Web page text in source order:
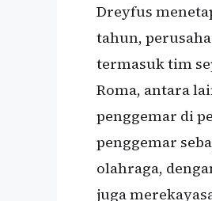
Dreyfus
tahun,
termasuk tim
Roma, antara
penggemar di
penggemar
olahraga,
juga